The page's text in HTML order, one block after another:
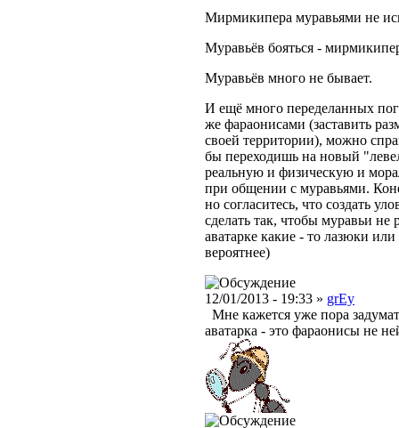
Мирмикипера муравьями не
Муравьёв бояться -
Муравьёв много не бывает.
И ещё много переделанных
же фараонисами (заставить
своей территории), можно
бы переходишь на новый
реальную и физическую и
при общении с муравьями.
но согласитесь, что создать
сделать так, чтобы муравьи
аватарке какие - то лазюки
вероятнее)
12/01/2013 - 19:33 » grEy
Мне кажется уже пора
аватарка - это фараонисы не